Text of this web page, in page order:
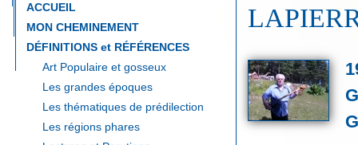
ACCUEIL
MON CHEMINEMENT
DÉFINITIONS et RÉFÉRENCES
Art Populaire et gosseux
Les grandes époques
Les thématiques de prédilection
Les régions phares